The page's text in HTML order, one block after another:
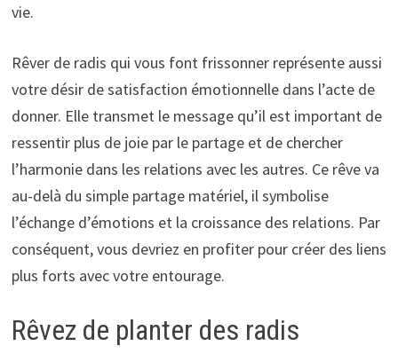
vie.
Rêver de radis qui vous font frissonner représente aussi
votre désir de satisfaction émotionnelle dans l’acte de
donner. Elle transmet le message qu’il est important de
ressentir plus de joie par le partage et de chercher
l’harmonie dans les relations avec les autres. Ce rêve va
au-delà du simple partage matériel, il symbolise
l’échange d’émotions et la croissance des relations. Par
conséquent, vous devriez en profiter pour créer des liens
plus forts avec votre entourage.
Rêvez de planter des radis